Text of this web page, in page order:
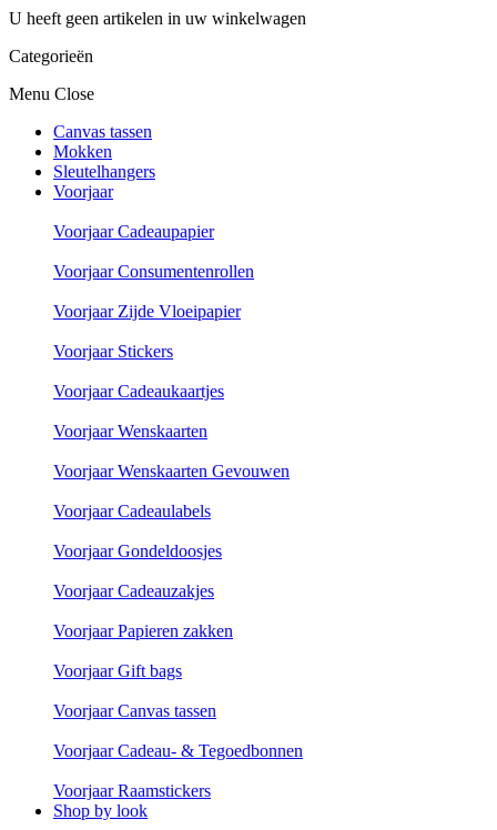
U heeft geen artikelen in uw winkelwagen
Categorieën
Menu Close
Canvas tassen
Mokken
Sleutelhangers
Voorjaar
Voorjaar Cadeaupapier
Voorjaar Consumentenrollen
Voorjaar Zijde Vloeipapier
Voorjaar Stickers
Voorjaar Cadeaukaartjes
Voorjaar Wenskaarten
Voorjaar Wenskaarten Gevouwen
Voorjaar Cadeaulabels
Voorjaar Gondeldoosjes
Voorjaar Cadeauzakjes
Voorjaar Papieren zakken
Voorjaar Gift bags
Voorjaar Canvas tassen
Voorjaar Cadeau- & Tegoedbonnen
Voorjaar Raamstickers
Shop by look